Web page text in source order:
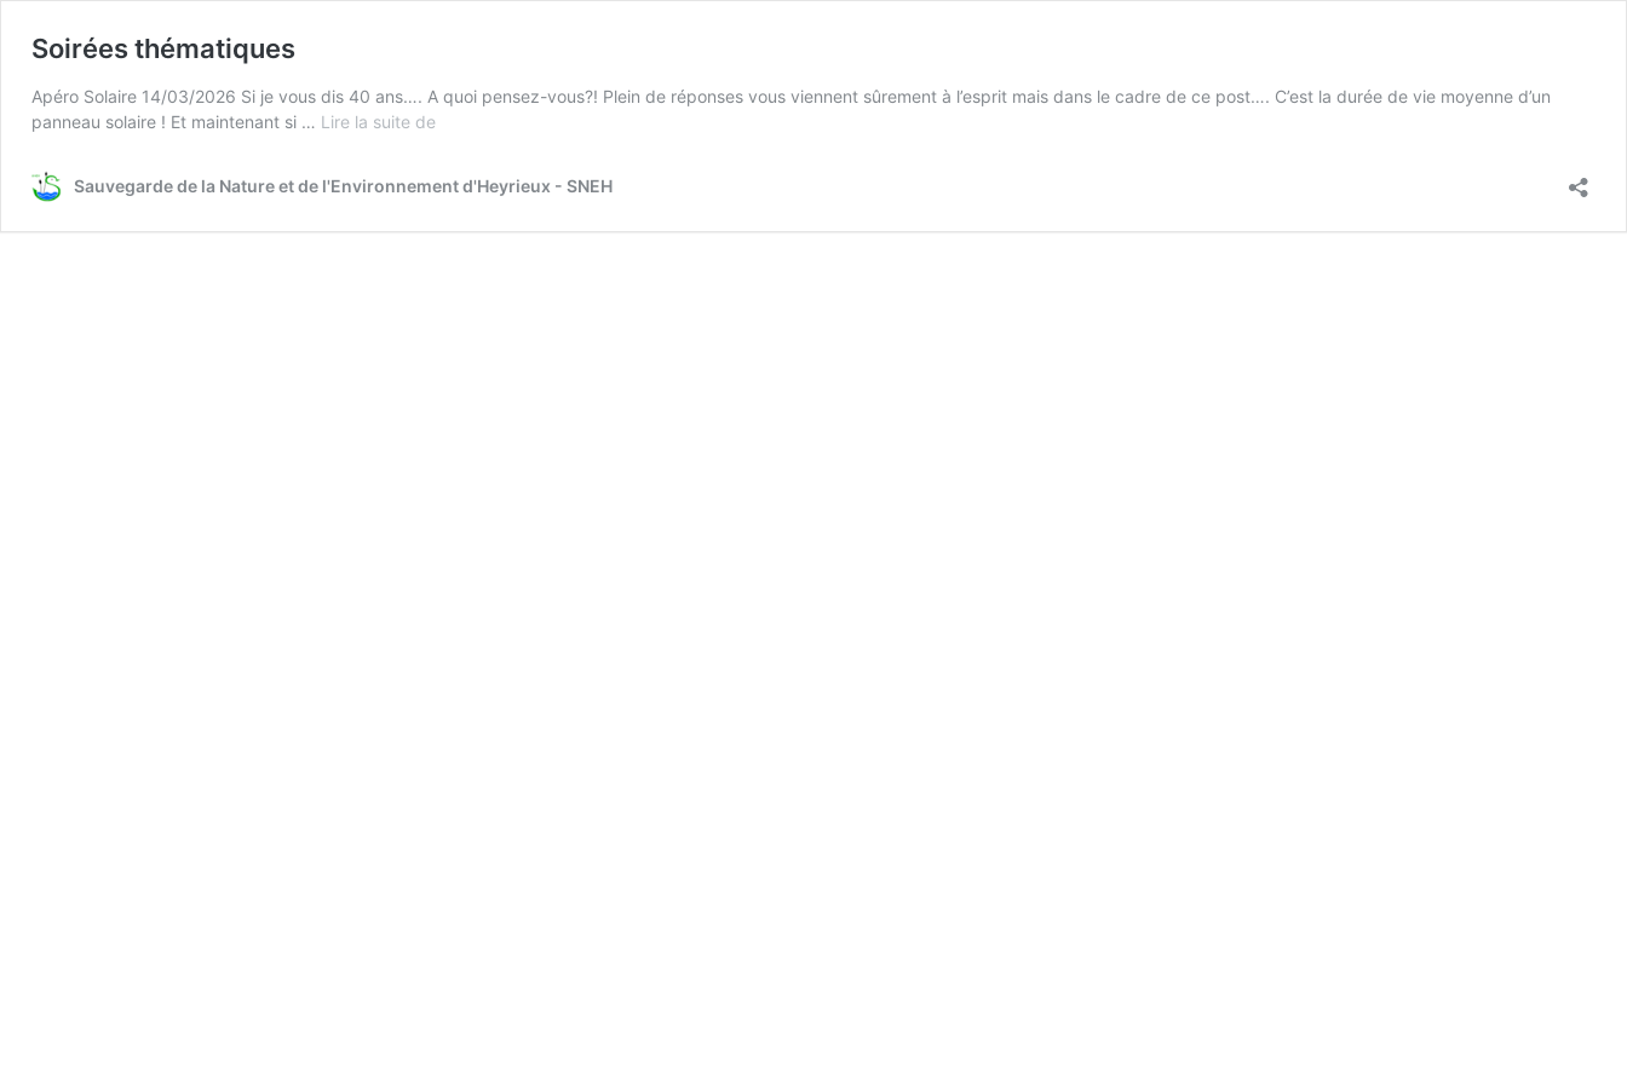
Soirées thématiques
Apéro Solaire 14/03/2026 Si je vous dis 40 ans…. A quoi pensez-vous?! Plein de réponses vous viennent sûrement à l’esprit mais dans le cadre de ce post…. C’est la durée de vie moyenne d’un
panneau solaire ! Et maintenant si … Lire la suite deSoirées
Sauvegarde de la Nature et de l'Environnement d'Heyrieux - SNEH